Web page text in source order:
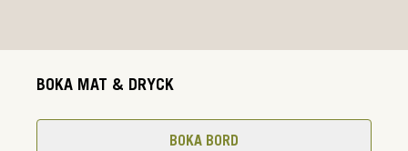
BOKA MAT & DRYCK
BOKA BORD